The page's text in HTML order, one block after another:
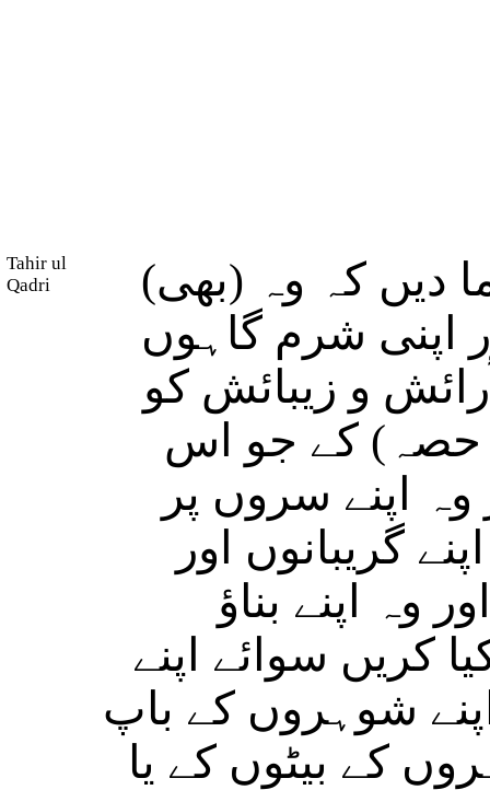
Tahir ul
Qadri
دیں کہ وہ (بھی)
اپنی شرم گاہوں
و زیبائش کو
حصہ) کے جو اس
اپنے سروں پر
گریبانوں اور
وہ اپنے بناؤ
کریں سوائے اپنے
شوہروں کے باپ
کے بیٹوں کے یا